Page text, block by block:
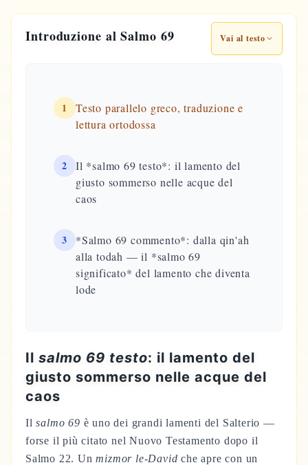
Introduzione al Salmo 69 Vai al testo
1
Testo parallelo greco, traduzione e
lettura ortodossa
2
Il *salmo 69 testo*: il lamento del
giusto sommerso nelle acque del
caos
3
*Salmo 69 commento*: dalla qin'ah
alla todah — il *salmo 69
significato* del lamento che diventa
lode
Il salmo 69 testo: il lamento del
giusto sommerso nelle acque del
caos
Ilsalmo 69 è uno dei grandi lamenti del Salterio —
forse il più citato nel Nuovo Testamento dopo il
Salmo 22. Unmizmor le-David che apre con un